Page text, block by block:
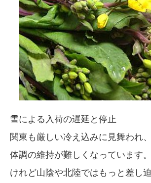
雪による入荷の遅延と停止
関東も厳しい冷え込みに見舞われ、
体調の維持が難しくなっています。
けれど山陰や北陸ではもっと差し迫